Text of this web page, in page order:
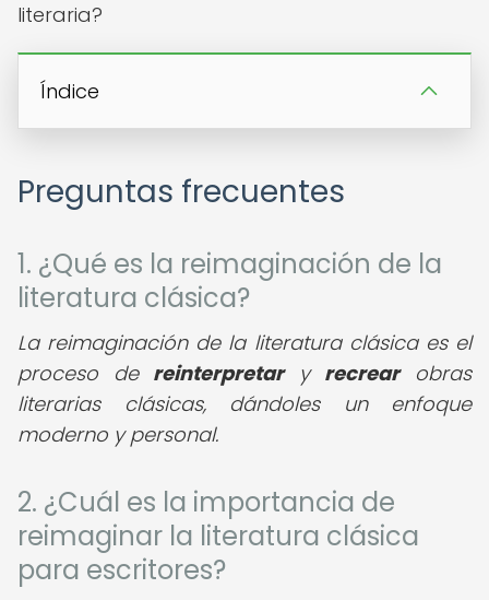
literaria?
Índice
Preguntas frecuentes
1. ¿Qué es la reimaginación de la
literatura clásica?
La reimaginación de la literatura clásica es el
proceso de reinterpretary recrearobras
literarias clásicas, dándoles un enfoque
moderno y personal.
2. ¿Cuál es la importancia de
reimaginar la literatura clásica
para escritores?